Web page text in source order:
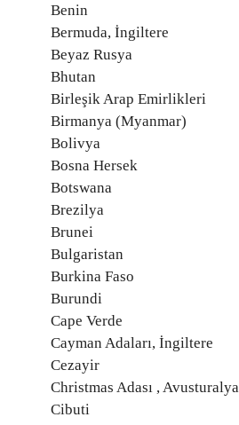
Benin
Bermuda, İngiltere
Beyaz Rusya
Bhutan
Birleşik Arap Emirlikleri
Birmanya (Myanmar)
Bolivya
Bosna Hersek
Botswana
Brezilya
Brunei
Bulgaristan
Burkina Faso
Burundi
Cape Verde
Cayman Adaları, İngiltere
Cezayir
Christmas Adası , Avusturalya
Cibuti